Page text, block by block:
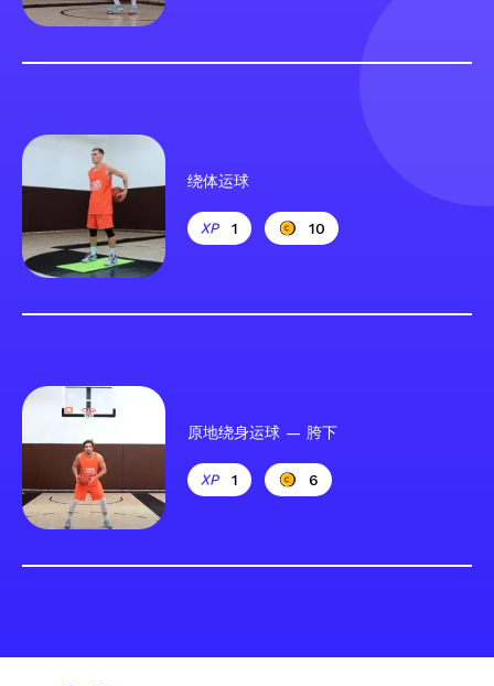
绕体运球
1 10
原地绕身运球 — 胯下
1 6